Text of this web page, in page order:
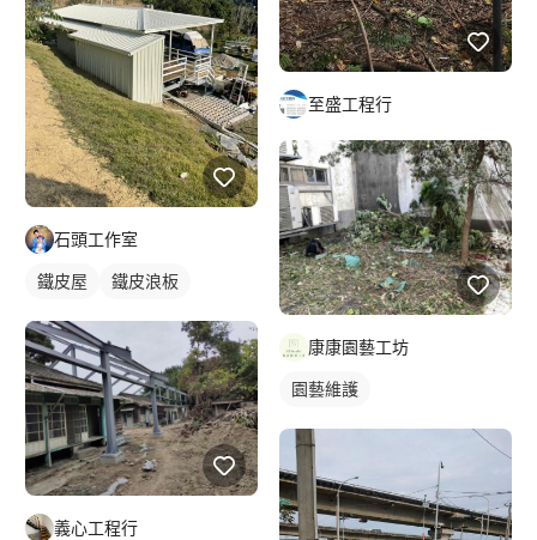
石頭工作室
鐵皮屋 鐵皮浪板
義心工程行
至盛工程行
康康園藝工坊
園藝維護